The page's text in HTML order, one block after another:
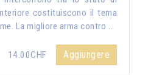
costituiscono il tema
La migliore arma contro …
14.00CHF Aggiungere